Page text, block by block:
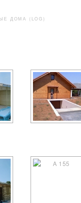
ДОМА (LOG)